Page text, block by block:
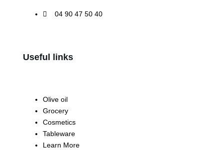
04 90 47 50 40
Useful links
Olive oil
Grocery
Cosmetics
Tableware
Learn More